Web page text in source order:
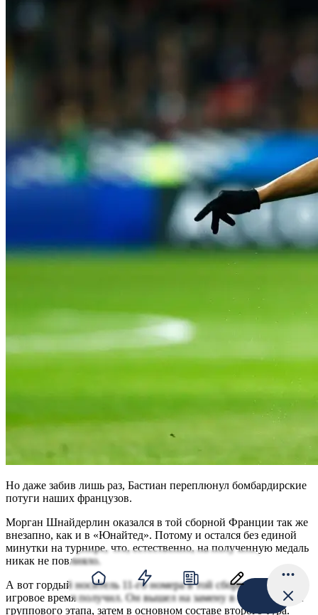
Но даже забив лишь раз, Бастиан переплюнул бомбардирские
потуги наших французов.
Морган Шнайдерлин оказался в той сборной Франции так же
внезапно, как и в «Юнайтед». Потому и остался без единой
минутки на турнире, что, естественно, на полученную медаль
никак не повлияло.
А вот гордый носитель 11-го номера в той сборной Марсьяль
игровое время получил. Он вышел на замену в первом матче
группового этапа, затем в основном составе второго тура.